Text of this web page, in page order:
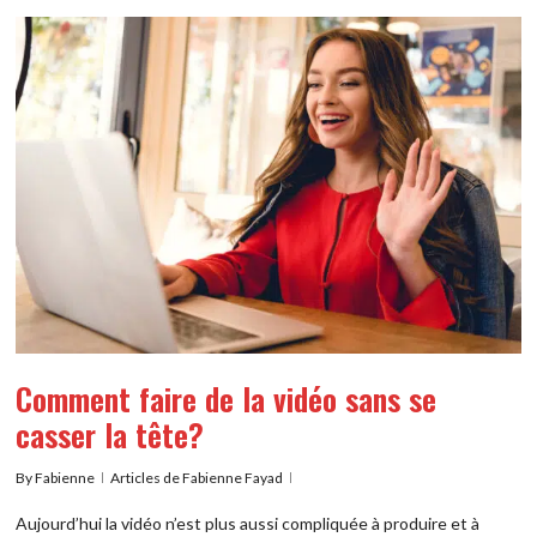
Comment faire de la vidéo sans se
casser la tête?
ByFabienne Articles de Fabienne Fayad
Aujourd’hui la vidéo n’est plus aussi compliquée à produire et à